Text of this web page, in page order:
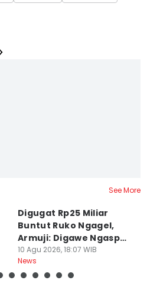
See More
Digugat Rp25 Miliar
Buntut Ruko Ngagel,
Armuji: Digawe Ngaspal
Ae Poo
10 Agu 2026, 18:07 WIB
News